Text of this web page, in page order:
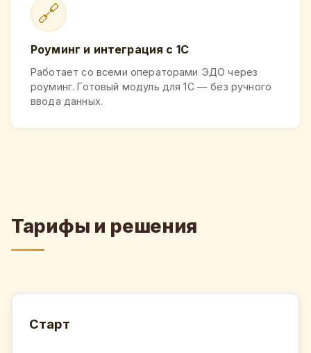
🔗
Роуминг и интеграция с 1С
Работает со всеми операторами ЭДО через
роуминг. Готовый модуль для 1С — без ручного
ввода данных.
Тарифы и решения
Старт